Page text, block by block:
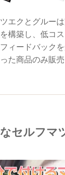
エクとグルー
構築し、低コ
ィードバック
た商品のみ販
セルフマ